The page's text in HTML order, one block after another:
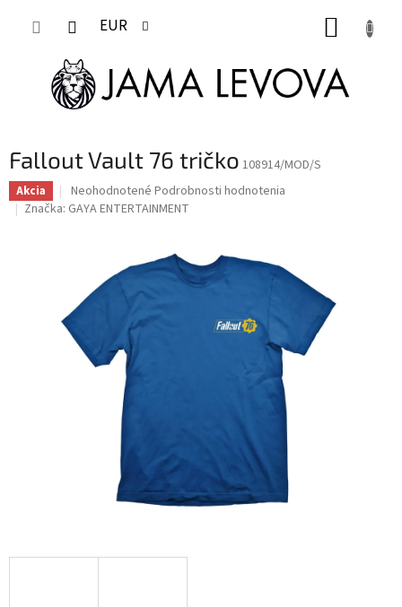
EUR
Fallout Vault 76 tričko 108914/MOD/S
Akcia
Priemerné
hodnotenie
hviezdičiek.
Neohodnotené Podrobnosti hodnotenia
Značka: GAYA ENTERTAINMENT